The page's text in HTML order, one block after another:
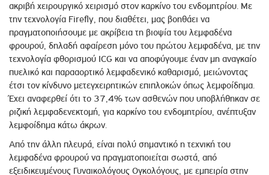
ακριβή χειρουργικό χειρισμό στον καρκίνο του ενδομητρίου. Με
την τεχνολογία Firefly, που διαθέτει, μας βοηθάει να
πραγματοποιήσουμε με ακρίβεια τη βιοψία του λεμφαδένα
φρουρού, δηλαδή αφαίρεση μόνο του πρώτου λεμφαδένα, με την
τεχνολογία φθορισμού ICG και να αποφύγουμε έναν μη αναγκαίο
πυελικό και παρααορτικό λεμφαδενικό καθαρισμό, μειώνοντας
έτσι τον κίνδυνο μετεγχειρητικών επιπλοκών όπως λεμφοίδημα.
Έχει αναφερθεί ότι το 37,4% των ασθενών που υποβλήθηκαν σε
ριζική λεμφαδενεκτομή, για καρκίνο του ενδομητρίου, ανέπτυξαν
λεμφοίδημα κάτω άκρων.
Από την άλλη πλευρά, είναι πολύ σημαντικό η τεχνική του
λεμφαδένα φρουρού να πραγματοποιείται σωστά, από
εξειδικευμένους Γυναικολόγους Ογκολόγους, με εμπειρία στην